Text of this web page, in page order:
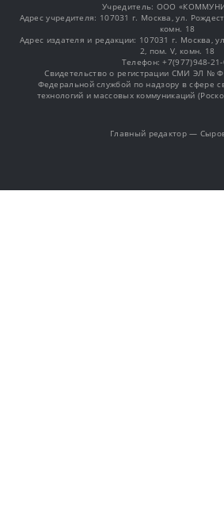
Учредитель: OOO
Адрес учредителя: 107031 г. Москва, ул.
комн. 18
Адрес издателя и редакции: 107031 г. Москва,
2, пом. V, комн. 18
Телефон: +7(977)948-21-
Свидетельство о регистрации СМИ ЭЛ №
Федеральной службой по надзору в сфере
технологий и массовых коммуникаций
Главный редактор —